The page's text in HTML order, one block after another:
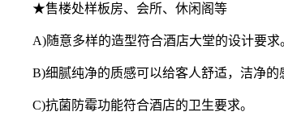
★售楼处样板房、会所、休闲阁等
A)随意多样的造型符合酒店大堂的设计要求
B)细腻纯净的质感可以给客人舒适，洁净的
C)抗菌防霉功能符合酒店的卫生要求。